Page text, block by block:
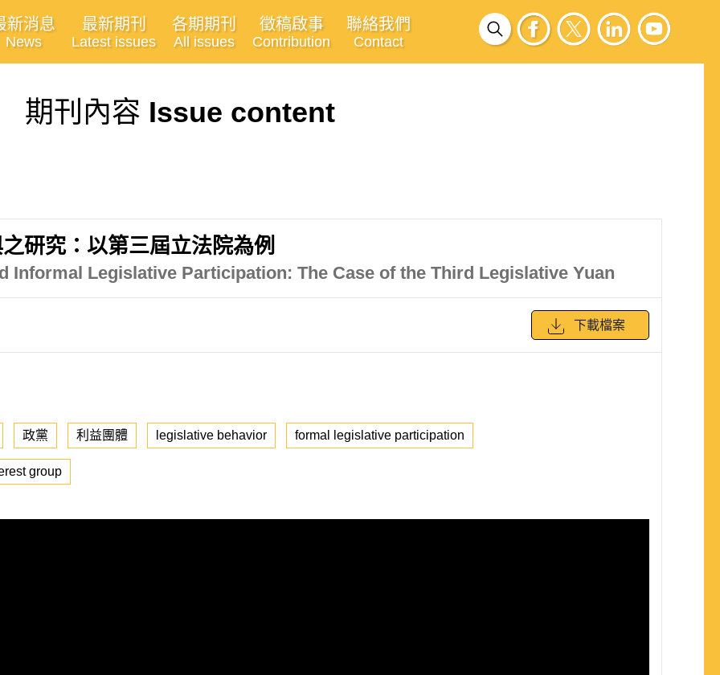
新消息
News
最新期刊
Latest issues
各期期刊
All issues
徵稿啟事
Contribution
聯絡我們
Contact
期刊內容 Issue content
研究：以第三屆立法院為例
Informal Legislative Participation: The Case of the Third Legislative Yuan
下載檔案
政黨 利益團體 legislative behavior formal legislative participation
group